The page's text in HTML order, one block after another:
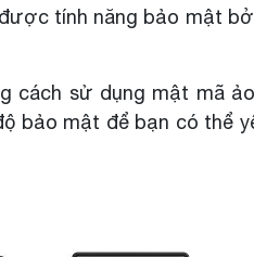
tính năng bảo mật
cách sử dụng mật mã
bảo mật để bạn có thể